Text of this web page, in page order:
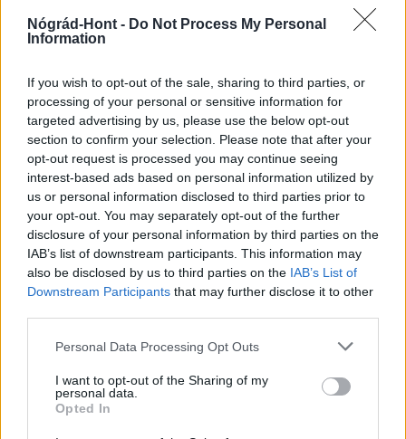
Nógrád-Hont - Do Not Process My Personal
Information
If you wish to opt-out of the sale, sharing to third parties, or
processing of your personal or sensitive information for
targeted advertising by us, please use the below opt-out
section to confirm your selection. Please note that after your
opt-out request is processed you may continue seeing
interest-based ads based on personal information utilized by
us or personal information disclosed to third parties prior to
your opt-out. You may separately opt-out of the further
disclosure of your personal information by third parties on the
IAB’s list of downstream participants. This information may
also be disclosed by us to third parties on the IAB’s List of
Downstream Participants that may further disclose it to other
Please note that this website/app uses one or more Google
not limited to your visit or usage behaviour. You may click to
grant or deny consent to Google and its third-party tags to
use your data for below specified purposes in below Google
Personal Data Processing Opt Outs
I want to opt-out of the Sharing of my
personal data.
Opted In
Útépítés
HE-DO BKK KM Építő Kft. Főmterv Mérnöki Tervező Zrt.
Látványos építési szakasz indult be a Flórián téri
ennek ellenére folyamatosan halad az aszfaltozás.
Paks II.: Mit jelent az 5. blokk új